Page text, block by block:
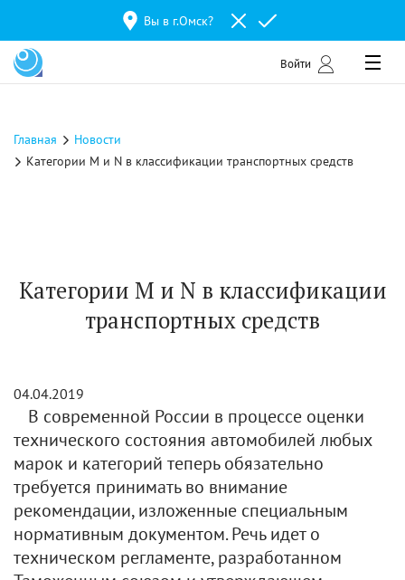
Вы в г.Омск?
Войти
Главная
Новости
Категории M и N в классификации транспортных средств
Категории M и N в классификации
транспортных средств
04.04.2019
В современной России в процессе оценки
технического состояния автомобилей любых
марок и категорий теперь обязательно
требуется принимать во внимание
рекомендации, изложенные специальным
нормативным документом. Речь идет о
техническом регламенте, разработанном